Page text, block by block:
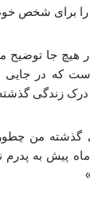
را برای شخص
در هیچ جا
است که در
درک زندگی
گذشته من چطور
پیش به پدرم